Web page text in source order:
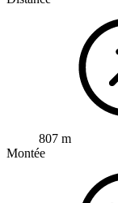
807 m
Montée